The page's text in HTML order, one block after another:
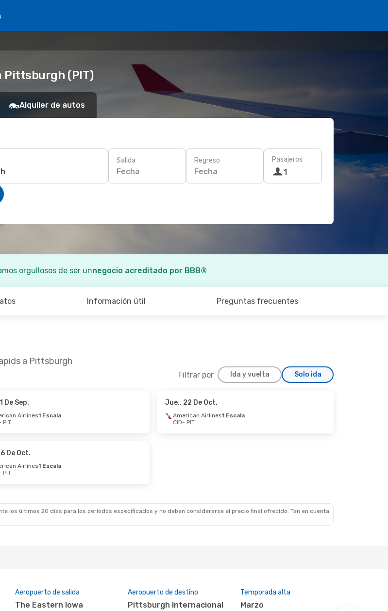
Pittsburgh (PIT)
Alquiler de autos
Salida
Fecha
Regreso
Fecha
Pasajeros
1
orgullosos de ser unnegocio acreditado por BBB®
Información útil Preguntas frecuentes
a Pittsburgh
Filtrar por Ida y vuelta Solo ida
1 Escala
De Oct.
- CID
De Sep.
Airlines1 Escala
PIT
Jue., 22 De Oct.
American Airlines1 Escala
CID- PIT
De Oct.
Airlines1 Escala
PIT
los últimos 20 días para los periodos especificados y no deben considerarse el precio final ofrecido. Ten en cuenta
Aeropuerto de salida
The Eastern Iowa
Aeropuerto de destino
Pittsburgh Internacional
Temporada alta
marzo